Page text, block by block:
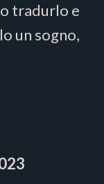
tradurlo e
un sogno,